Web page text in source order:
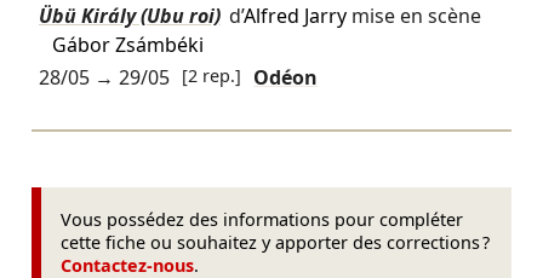
Übü Király (Ubu roi) d’Alfred Jarrymise en scène
Gábor Zsámbéki
28/05→ 29/05 [2 rep.] Odéon
Vous possédez des informations pour compléter
cette fiche ou souhaitez y apporter des corrections ?
Contactez-nous.